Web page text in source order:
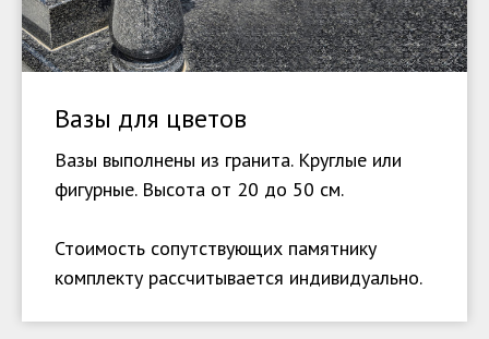
Вазы для цветов
Вазы выполнены из гранита. Круглые или
фигурные. Высота от 20 до 50 см.
Стоимость сопутствующих памятнику
комплекту рассчитывается индивидуально.